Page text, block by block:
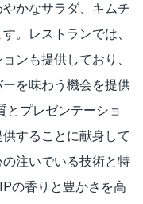
かなサラダ、キムチ
。レストランでは、
ンも提供しており、
を味わう機会を提供
とプレゼンテーショ
することに献身して
注いでいる技術と特
の香りと豊かさを高